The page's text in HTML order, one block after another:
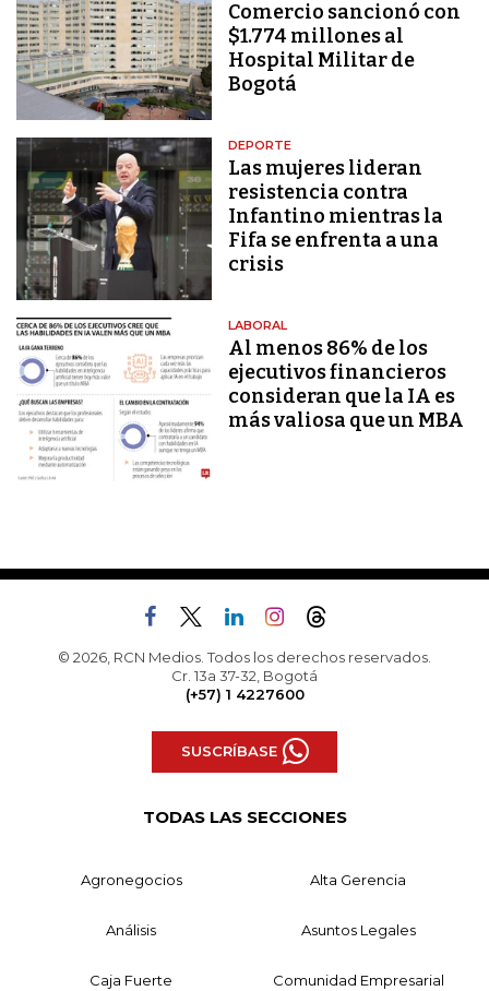
Comercio sancionó con
$1.774 millones al
Hospital Militar de
Bogotá
DEPORTE
Las mujeres lideran
resistencia contra
Infantino mientras la
Fifa se enfrenta a una
crisis
LABORAL
Al menos 86% de los
ejecutivos financieros
consideran que la IA es
más valiosa que un MBA
© 2026, RCN Medios. Todos los derechos reservados.
Cr. 13a 37-32, Bogotá
(+57) 1 4227600
SUSCRÍBASE
TODAS LAS SECCIONES
Agronegocios Alta Gerencia
Análisis Asuntos Legales
Caja Fuerte Comunidad Empresarial